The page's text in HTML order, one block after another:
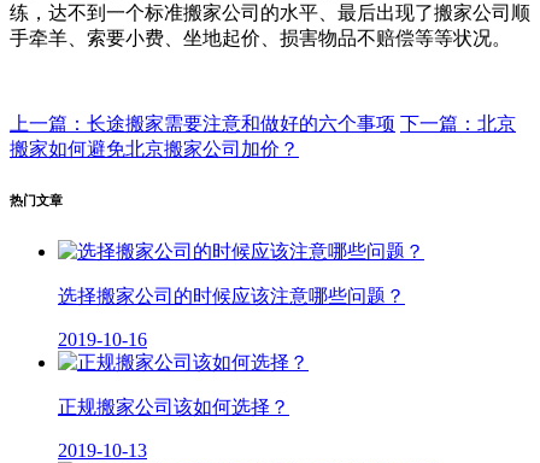
练，达不到一个标准搬家公司的水平、最后出现了搬家公司顺
手牵羊、索要小费、坐地起价、损害物品不赔偿等等状况。
上一篇：长途搬家需要注意和做好的六个事项 下一篇：北京
搬家如何避免北京搬家公司加价？
热门文章
选择搬家公司的时候应该注意哪些问题？
2019-10-16
正规搬家公司该如何选择？
2019-10-13